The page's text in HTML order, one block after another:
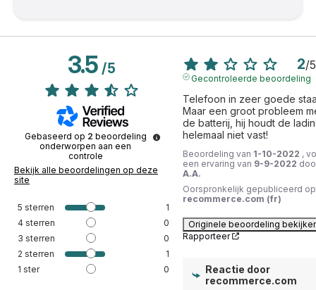
3.5/5
Gebaseerd op 2 beoordeling
onderworpen aan een
controle
Bekijk alle beoordelingen op deze
site
5 sterren
1
4 sterren
0
3 sterren
0
2 sterren
1
1 ster 0
2/5
Gecontroleerde beoordeling
Telefoon in zeer goede
Maar een groot probleem
de batterij, hij houdt de
helemaal niet vast!
Beoordeling van 1-10-2022 ,
een ervaring van 9-9-2022
A.A.
Oorspronkelijk gepubliceerd op
recommerce.com (fr)
Originele beoordeling
Rapporteer
Reactie door
recommerce.com